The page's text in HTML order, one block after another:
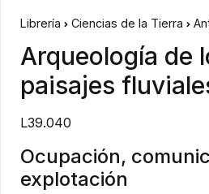
Librería Ciencias de la Tierra
Arqueología de
paisajes
L39.040
Ocupación,
explotación